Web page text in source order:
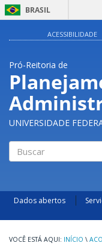
BRASIL
ACESSIBILIDADE
Pró-Reitoria de
UNIVERSIDADE
Dados abertos
INÍCIO \